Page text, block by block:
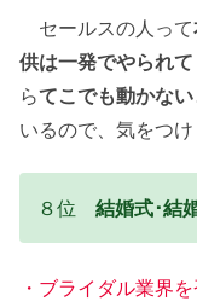
セールスの人って
供は一発でやられて
らてこでも動かない
いるので、気をつけ
８位 結婚式･結
・ブライダル業界